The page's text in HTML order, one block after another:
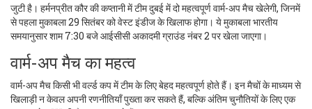
जुटी है। हर्मनप्रीत कौर की कप्तानी में टीम दुबई में दो महत्वपूर्ण वार्म-अप मैच खेलेगी, जिनमें
से पहला मुकाबला 29 सितंबर को वेस्ट इंडीज के खिलाफ होगा। ये मुकाबला भारतीय
समयानुसार शाम 7:30 बजे आईसीसी अकादमी ग्राउंड नंबर 2 पर खेला जाएगा।
वार्म-अप मैच का महत्व
वार्म-अप मैच किसी भी वर्ल्ड कप में टीम के लिए बेहद महत्वपूर्ण होते हैं। इन मैचों के माध्यम से
खिलाड़ी न केवल अपनी रणनीतियाँ पुख्ता कर सकते हैं, बल्कि अंतिम चुनौतियों के लिए एक